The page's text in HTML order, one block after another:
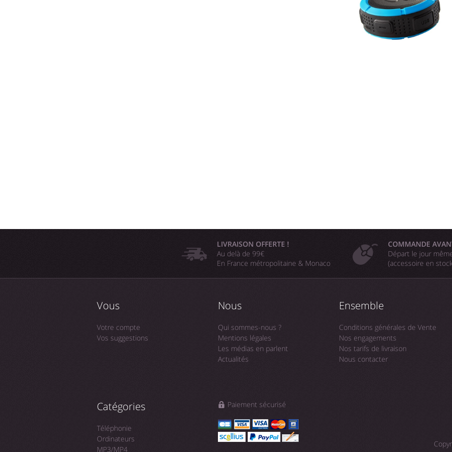
LIVRAISON OFFERTE !
Au delà de 99€
En France métropolitaine & Monaco
COMMANDE
Départ le jour
(accessoire en
Vous
Votre compte
Vos suggestions
Nous
Qui sommes-nous ?
Mentions légales
Les médias en parlent
Actualités
Ensemble
Conditions générales de Vente
Nos engagements
Nos tarifs de livraison
Nous contacter
Catégories
Téléphonie
Ordinateurs
MP3/MP4
Paiement sécurisé